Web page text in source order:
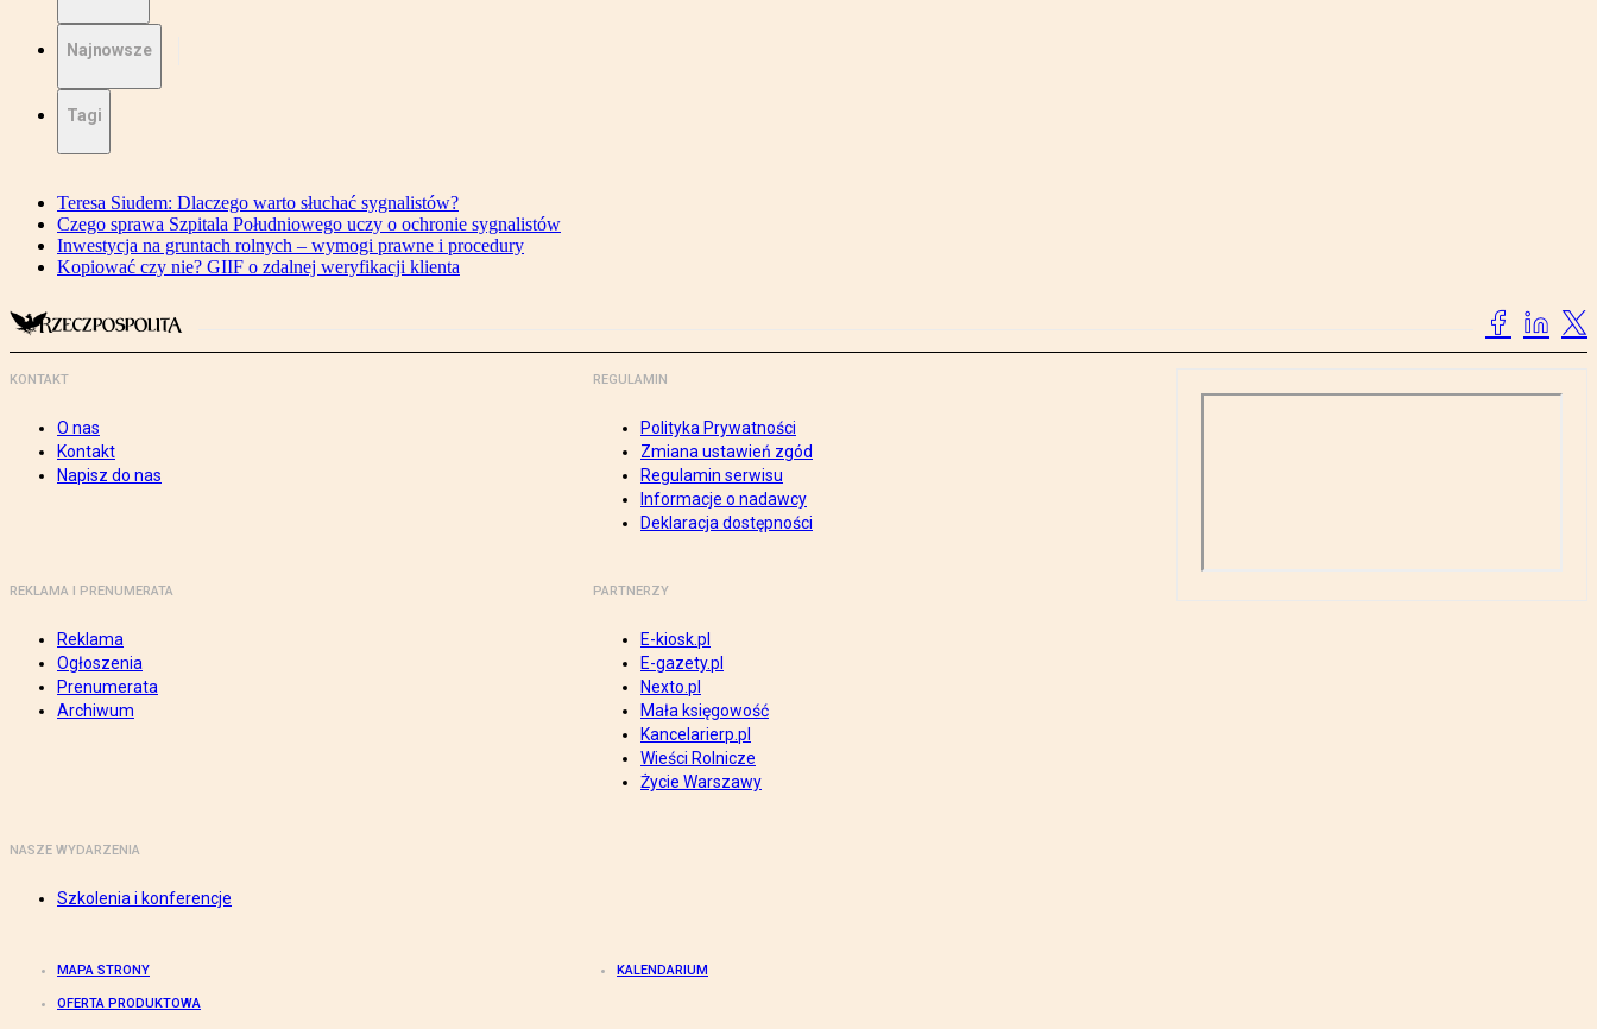
Najnowsze
Tagi
Teresa Siudem: Dlaczego warto słuchać sygnalistów?
Czego sprawa Szpitala Południowego uczy o ochronie sygnalistów
Inwestycja na gruntach rolnych – wymogi prawne i procedury
Kopiować czy nie? GIIF o zdalnej weryfikacji klienta
KONTAKT
O nas
Kontakt
Napisz do nas
REGULAMIN
Polityka Prywatności
Zmiana ustawień zgód
Regulamin serwisu
Informacje o nadawcy
Deklaracja dostępności
REKLAMA I PRENUMERATA
Reklama
Ogłoszenia
Prenumerata
Archiwum
PARTNERZY
E-kiosk.pl
E-gazety.pl
Nexto.pl
Mała księgowość
Kancelarierp.pl
Wieści Rolnicze
Życie Warszawy
NASZE WYDARZENIA
Szkolenia i konferencje
MAPA STRONY KALENDARIUM
OFERTA PRODUKTOWA